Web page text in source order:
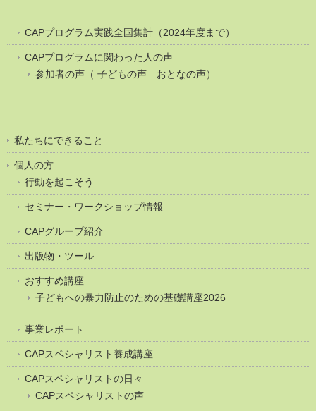
CAPプログラム実践全国集計（2024年度まで）
CAPプログラムに関わった人の声
参加者の声（ 子どもの声 おとなの声）
私たちにできること
個人の方
行動を起こそう
セミナー・ワークショップ情報
CAPグループ紹介
出版物・ツール
おすすめ講座
子どもへの暴力防止のための基礎講座2026
事業レポート
CAPスペシャリスト養成講座
CAPスペシャリストの日々
CAPスペシャリストの声